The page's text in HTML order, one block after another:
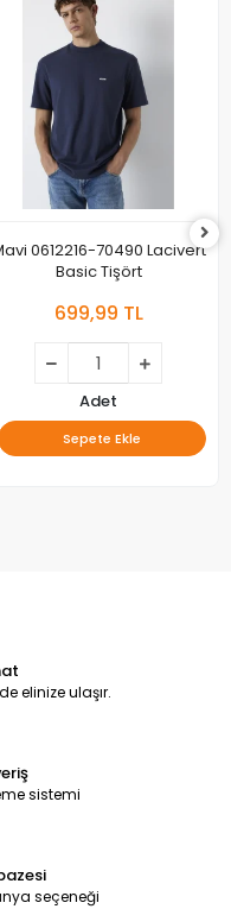
0612216-70490 Lacivert
Basic Tişört
699,99 TL
Adet
Sepete Ekle
elinize ulaşır.
sistemi
seçeneği